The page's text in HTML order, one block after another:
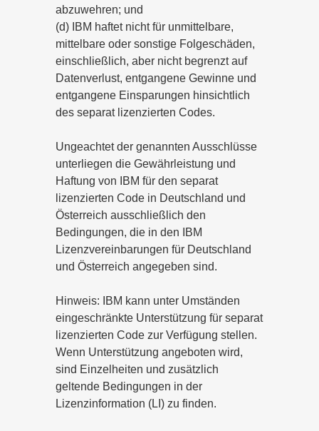
abzuwehren; und
(d) IBM haftet nicht für unmittelbare,
mittelbare oder sonstige Folgeschäden,
einschließlich, aber nicht begrenzt auf
Datenverlust, entgangene Gewinne und
entgangene Einsparungen hinsichtlich
des separat lizenzierten Codes.
Ungeachtet der genannten Ausschlüsse
unterliegen die Gewährleistung und
Haftung von IBM für den separat
lizenzierten Code in Deutschland und
Österreich ausschließlich den
Bedingungen, die in den IBM
Lizenzvereinbarungen für Deutschland
und Österreich angegeben sind.
Hinweis: IBM kann unter Umständen
eingeschränkte Unterstützung für separat
lizenzierten Code zur Verfügung stellen.
Wenn Unterstützung angeboten wird,
sind Einzelheiten und zusätzlich
geltende Bedingungen in der
Lizenzinformation (LI) zu finden.